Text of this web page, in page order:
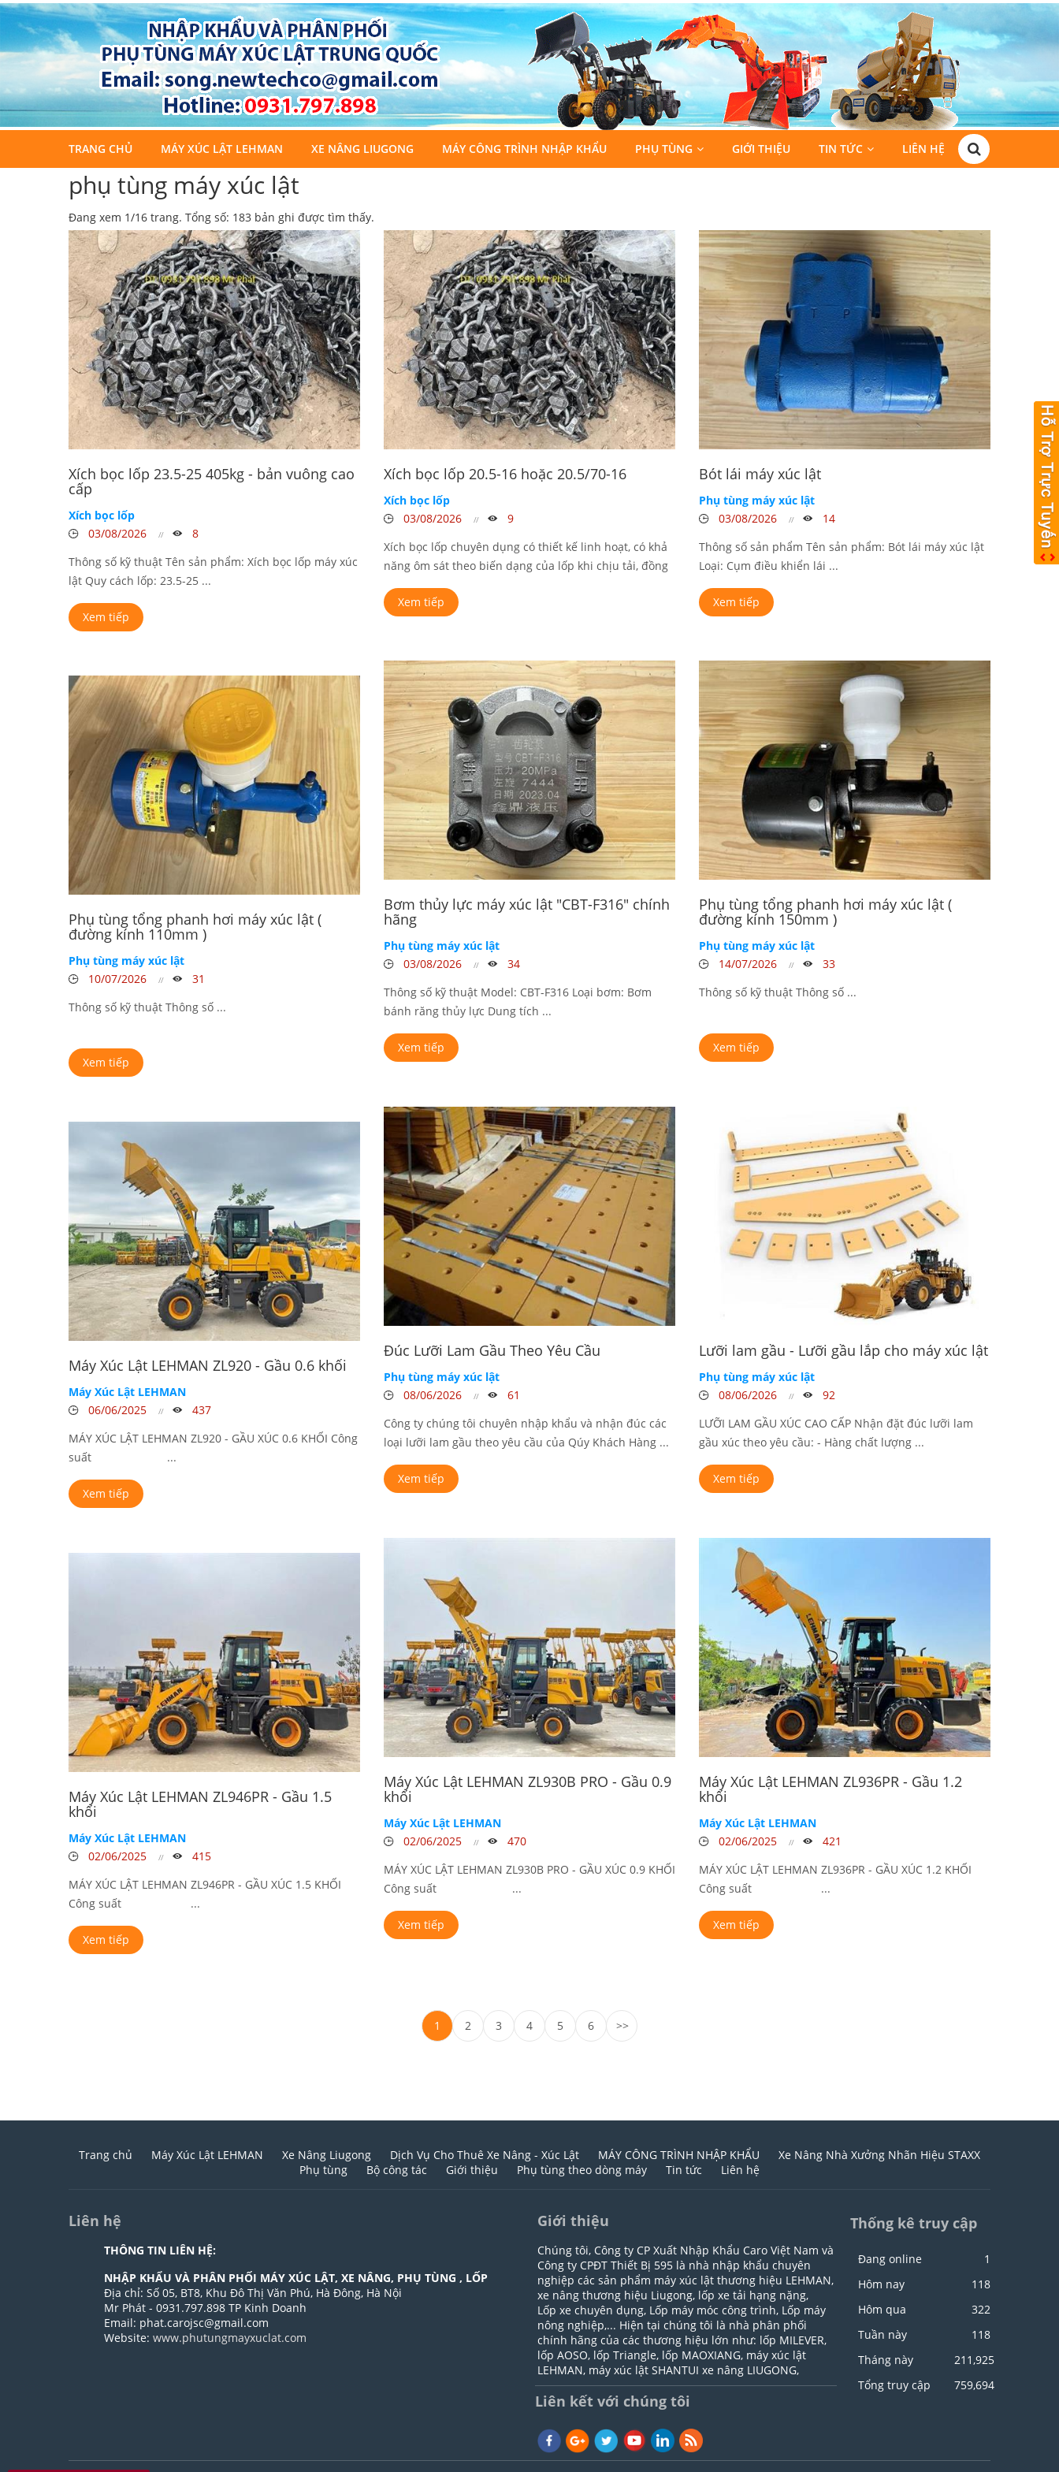
TRANG CHỦ MÁY XÚC LẬT LEHMAN XE NÂNG LIUGONG MÁY CÔNG TRÌNH NHẬP KHẨU PHỤ TÙNG GIỚI THIỆU TIN TỨC LIÊN HỆ
phụ tùng máy xúc lật
Đang xem 1/16 trang. Tổng số: 183 bản ghi được tìm thấy.
Xích bọc lốp 23.5-25 405kg - bản vuông cao
cấp
Xích bọc lốp
03/08/2026
8
Thông số kỹ thuật Tên sản phẩm: Xích bọc lốp máy xúc
lật Quy cách lốp: 23.5-25 ...
Xem tiếp
Xích bọc lốp 20.5-16 hoặc 20.5/70-16
Xích bọc lốp
03/08/2026
9
Xích bọc lốp chuyên dụng có thiết kế linh hoạt, có khả
năng ôm sát theo biến dạng của lốp khi chịu tải, đồng
thời ...
Xem tiếp
Bót lái máy xúc lật
Phụ tùng máy xúc lật
03/08/2026
14
Thông số sản phẩm Tên sản phẩm: Bót lái máy xúc lật
Loại: Cụm điều khiển lái ...
Xem tiếp
Bơm thủy lực máy xúc lật "CBT-F316" chính
hãng
Phụ tùng máy xúc lật
03/08/2026
34
Thông số kỹ thuật Model: CBT-F316 Loại bơm: Bơm
bánh răng thủy lực Dung tích ...
Xem tiếp
Phụ tùng tổng phanh hơi máy xúc lật (
đường kính 150mm )
Phụ tùng máy xúc lật
14/07/2026
33
Thông số kỹ thuật Thông số ...
Xem tiếp
Phụ tùng tổng phanh hơi máy xúc lật (
đường kính 110mm )
Phụ tùng máy xúc lật
10/07/2026
31
Thông số kỹ thuật Thông số ...
Xem tiếp
Đúc Lưỡi Lam Gầu Theo Yêu Cầu
Phụ tùng máy xúc lật
08/06/2026
61
Công ty chúng tôi chuyên nhập khẩu và nhận đúc các
loại lưỡi lam gầu theo yêu cầu của Qúy Khách Hàng ...
Xem tiếp
Lưỡi lam gầu - Lưỡi gầu lắp cho máy xúc lật
Phụ tùng máy xúc lật
08/06/2026
92
LƯỠI LAM GẦU XÚC CAO CẤP Nhận đặt đúc lưỡi lam
gầu xúc theo yêu cầu: - Hàng chất lượng ...
Xem tiếp
Máy Xúc Lật LEHMAN ZL920 - Gầu 0.6 khối
Máy Xúc Lật LEHMAN
06/06/2025
437
MÁY XÚC LẬT LEHMAN ZL920 - GẦU XÚC 0.6 KHỐI Công
suất ...
Xem tiếp
Máy Xúc Lật LEHMAN ZL930B PRO - Gầu 0.9
khối
Máy Xúc Lật LEHMAN
02/06/2025
470
MÁY XÚC LẬT LEHMAN ZL930B PRO - GẦU XÚC 0.9 KHỐI
Công suất ...
Xem tiếp
Máy Xúc Lật LEHMAN ZL936PR - Gầu 1.2
khối
Máy Xúc Lật LEHMAN
02/06/2025
421
MÁY XÚC LẬT LEHMAN ZL936PR - GẦU XÚC 1.2 KHỐI
Công suất ...
Xem tiếp
Máy Xúc Lật LEHMAN ZL946PR - Gầu 1.5
khối
Máy Xúc Lật LEHMAN
02/06/2025
415
MÁY XÚC LẬT LEHMAN ZL946PR - GẦU XÚC 1.5 KHỐI
Công suất ...
Xem tiếp
1 2 3 4 5 6 >>
Trang chủ Máy Xúc Lật LEHMAN Xe Nâng Liugong Dịch Vụ Cho Thuê Xe Nâng - Xúc Lật MÁY CÔNG TRÌNH NHẬP KHẨU
Xe Nâng Nhà Xưởng Nhãn Hiệu STAXX
Phụ tùng
Bộ công tác Giới thiệu Phụ tùng theo dòng máy Tin tức Liên hệ
Liên hệ
THÔNG TIN LIÊN HỆ:
NHẬP KHẨU VÀ PHÂN PHỐI MÁY XÚC LẬT, XE NÂNG, PHỤ TÙNG , LỐP
Địa chỉ: Số 05, BT8, Khu Đô Thị Văn Phú, Hà Đông, Hà Nội
Mr Phát - 0931.797.898 TP Kinh Doanh
Email: phat.carojsc@gmail.com
Website: www.phutungmayxuclat.com
Giới thiệu
Chúng tôi, Công ty CP Xuất Nhập Khẩu Caro Việt Nam và
Công ty CPĐT Thiết Bị 595 là nhà nhập khẩu chuyên
nghiệp các sản phẩm máy xúc lật thương hiệu LEHMAN,
xe nâng thương hiệu Liugong, lốp xe tải hạng nặng,
Lốp xe chuyên dụng, Lốp máy móc công trình, Lốp máy
nông nghiệp,... Hiện tại chúng tôi là nhà phân phối
chính hãng của các thương hiệu lớn như: lốp MILEVER,
lốp AOSO, lốp Triangle, lốp MAOXIANG, máy xúc lật
LEHMAN, máy xúc lật SHANTUI xe nâng LIUGONG,
Liên kết với chúng tôi
Thống kê truy cập
Đang online
1
Hôm nay
118
Hôm qua
322
Tuần này
118
Tháng này
211,925
Tổng truy cập
759,694